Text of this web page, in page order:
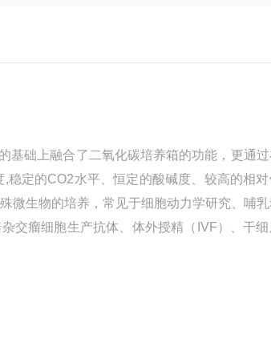
基础上融合了二氧化碳培养箱的功能，更通
定的CO2水平、恒定的酸碱度、较高的相
微生物的培养，常见于细胞动力学研究、哺
交瘤细胞生产抗体、体外授精（IVF）、干